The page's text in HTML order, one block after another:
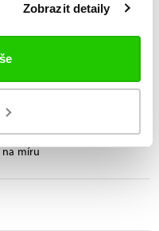
Zobrazit detaily
na míru